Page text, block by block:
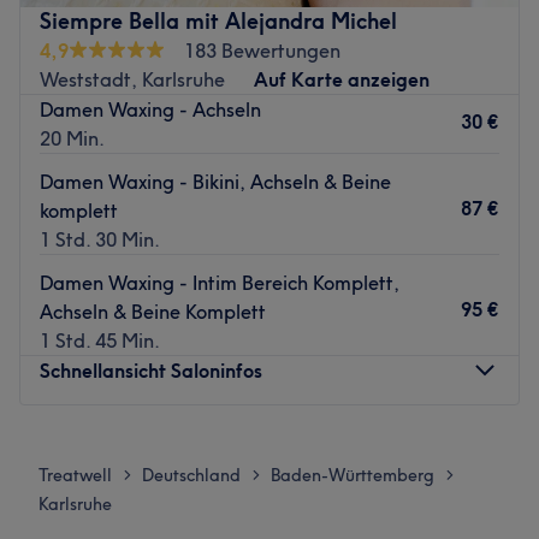
Zurück zur Salonansicht
Nächste öffentliche Verkehrsmittel:
In nur zehn Gehminuten erreichst du die Tramhaltestelle
Waldstadt Jägerhaus.
Das Team:
über ein breitgefächertes Wissen. Außerdem werden
hochwertige Produkte und die neuesten Methoden
angewendet, um ein perfektes Ergebnis zu erzielen. Hier
wird Deutsch und Russisch gesprochen.
Was uns an dem Salon gefällt:
Atmosphäre: Modern, freundlich, sauber.
Expertise: Kosmetik.
Zurück zur Salonansicht
Siempre Bella mit Alejandra Michel
4,9
183 Bewertungen
Weststadt, Karlsruhe
Auf Karte anzeigen
Damen Waxing - Achseln
20 Min.
30 €
Damen Waxing - Bikini, Achseln & Beine
komplett
1 Std. 30 Min.
87 €
Damen Waxing - Intim Bereich Komplett,
Achseln & Beine Komplett
1 Std. 45 Min.
95 €
Schnellansicht Saloninfos
Dienstag
13:30
20:30
Mittwoch
Treatwell > Deutschland > Baden-Württemberg >
Karlsruhe